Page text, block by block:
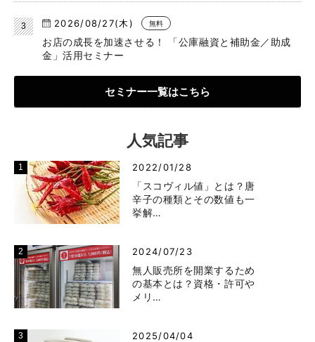
2026/08/27(木) 無料
お店の成長を加速させる！ 「公庫融資と補助金／助成
金」活用セミナー
セミナー一覧はこちら
人気記事
2022/01/28
「スコヴィル値」とは？唐
辛子の種類とその数値も一
挙解…
2024/07/23
無人販売所を開業するため
の基本とは？資格・許可や
メリ…
2025/04/04